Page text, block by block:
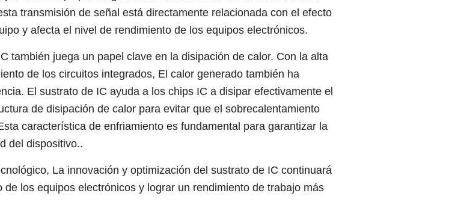
transmisión de señal está directamente relacionada con el efecto
y afecta el nivel de rendimiento de los equipos electrónicos.
también juega un papel clave en la disipación de calor. Con la alta
de los circuitos integrados, El calor generado también ha
El sustrato de IC ayuda a los chips IC a disipar efectivamente el
de disipación de calor para evitar que el sobrecalentamiento
característica de enfriamiento es fundamental para garantizar la
del dispositivo..
La innovación y optimización del sustrato de IC continuará
de los equipos electrónicos y lograr un rendimiento de trabajo más